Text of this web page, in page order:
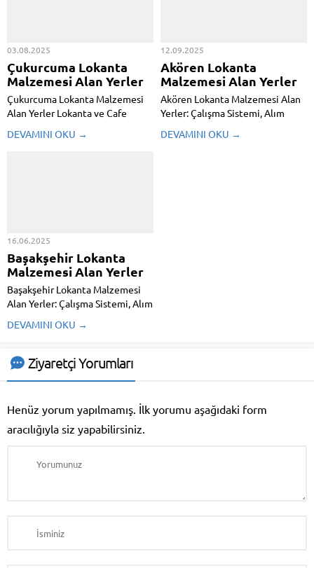
03.08.2025
Çukurcuma Lokanta
Malzemesi Alan Yerler
Çukurcuma Lokanta Malzemesi
Alan Yerler Lokanta ve Cafe
Nerelerden Alınır ve Nasıl Satın
DEVAMINI OKU →
12.09.2025
Akören Lokanta
Malzemesi Alan Yerler
Akören Lokanta Malzemesi Alan
Yerler: Çalışma Sistemi, Alım
Akören Lokanta Malzemesi Alan
DEVAMINI OKU →
16.06.2025
Başakşehir Lokanta
Malzemesi Alan Yerler
Başakşehir Lokanta Malzemesi
Alan Yerler: Çalışma Sistemi, Alım
Başakşehir, İstanbul’un hızla
hem konut hem de ticaret
açısından büyük bir potansiyele
DEVAMINI OKU →
Ziyaretçi Yorumları
Henüz yorum yapılmamış. İlk yorumu aşağıdaki form
aracılığıyla siz yapabilirsiniz.